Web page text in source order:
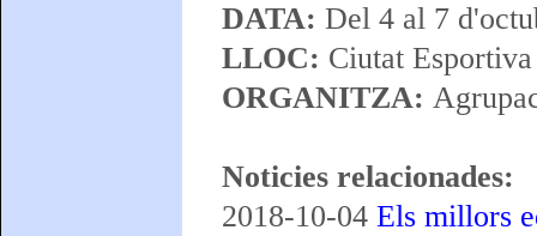
DATA: Del 4 al 7
LLOC: Ciutat
ORGANITZA:
Noticies relacionades:
2018-10-04 Els millors